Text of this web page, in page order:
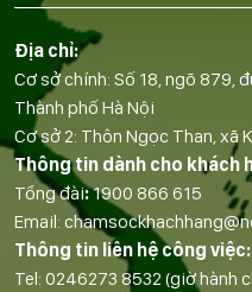
Địa chỉ:
Cơ sở chính: Số 18, ngõ 879,
Thành phố Hà Nội
Cơ sở 2: Thôn Ngọc Than, xã
Thông tin dành cho khách
Tổng đài:1900 866 615
Email:
Thông tin liên hệ công việc:
Tel: 0246273 8532 (giờ hành